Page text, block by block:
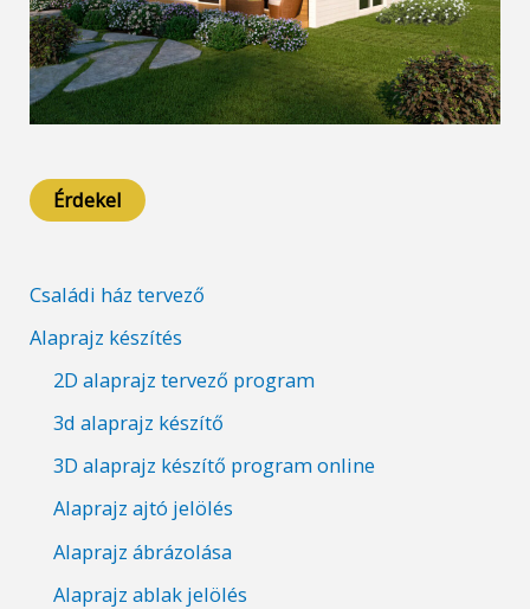
Érdekel
Családi ház tervező
Alaprajz készítés
2D alaprajz tervező program
3d alaprajz készítő
3D alaprajz készítő program online
Alaprajz ajtó jelölés
Alaprajz ábrázolása
Alaprajz ablak jelölés